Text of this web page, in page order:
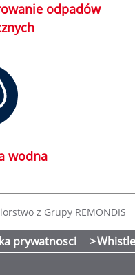
odpadów
wodna
z Grupy REMONDIS
prywatnosci